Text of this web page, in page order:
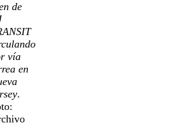
de
vía
en
.